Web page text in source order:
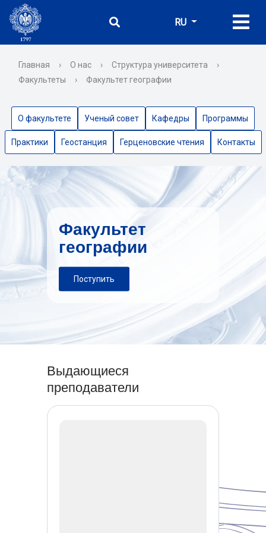
RU
Главная › О нас › Структура университета
›
Факультеты
› Факультет географии
О факультете Ученый совет Кафедры Программы
Практики Геостанция Герценовские чтения Контакты
Факультет
географии
Поступить
Выдающиеся
преподаватели